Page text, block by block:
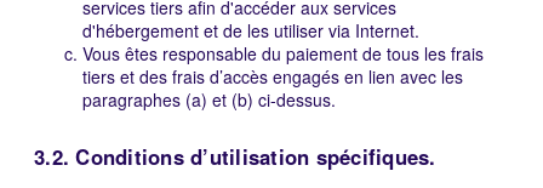
services tiers afin d'accéder aux services
d'hébergement et de les utiliser via Internet.
Vous êtes responsable du paiement de tous les frais
tiers et des frais d’accès engagés en lien avec les
paragraphes (a) et (b) ci-dessus.
3.2. Conditions d’utilisation spécifiques.